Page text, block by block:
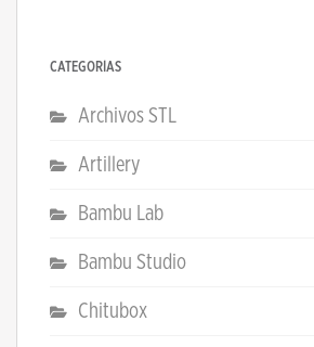
CATEGORÍAS
Archivos STL
Artillery
Bambu Lab
Bambu Studio
Chitubox